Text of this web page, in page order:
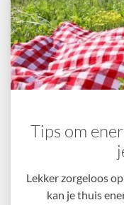
Tips om
Lekker zorgeloos
kan je thuis